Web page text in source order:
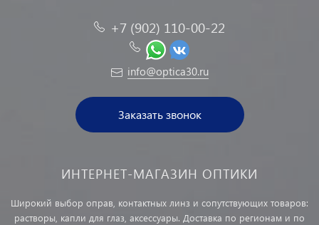
+7 (902) 110-00-22
info@optica30.ru
Заказать звонок
ИНТЕРНЕТ-МАГАЗИН ОПТИКИ
Широкий выбор оправ, контактных линз и сопутствующих товаров:
растворы, капли для глаз, аксессуары. Доставка по регионам и по